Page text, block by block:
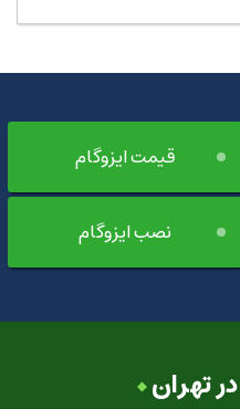
قیمت ایزوگام
نصب ایزوگام
تهران